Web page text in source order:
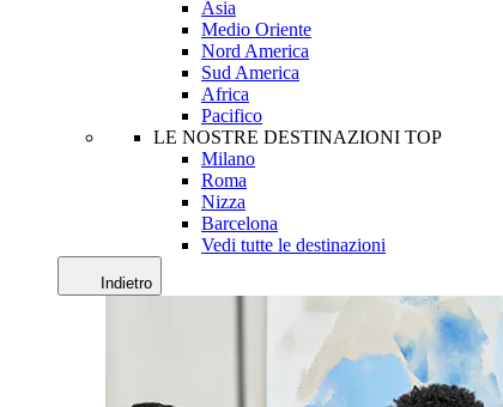
Asia
Medio Oriente
Nord America
Sud America
Africa
Pacifico
LE NOSTRE DESTINAZIONI TOP
Milano
Roma
Nizza
Barcelona
Vedi tutte le destinazioni
Indietro